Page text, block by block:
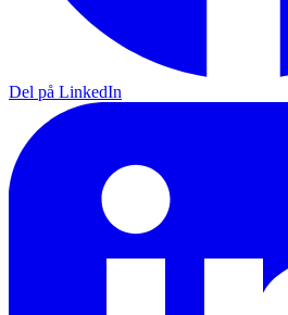
Del på LinkedIn